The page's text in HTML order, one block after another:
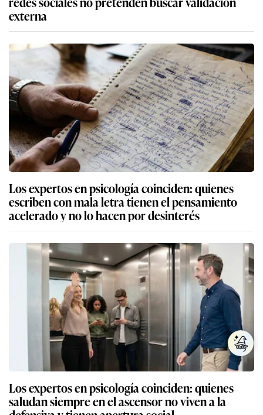
externa
Los expertos en psicología coinciden: quienes
escriben con mala letra tienen el pensamiento
acelerado y no lo hacen por desinterés
Los expertos en psicología coinciden: quienes
saludan siempre en el ascensor no viven a la